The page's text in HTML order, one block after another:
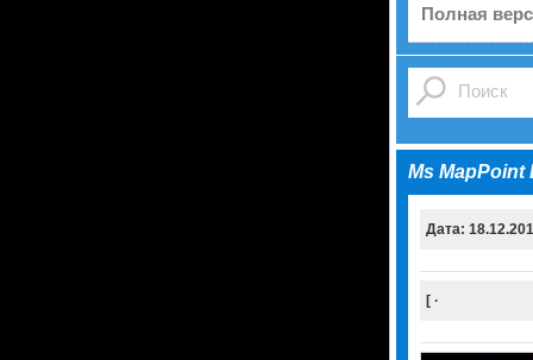
Полная
Ms MapPoint
Дата:
[ ·